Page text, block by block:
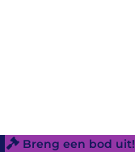
Breng een bod uit!